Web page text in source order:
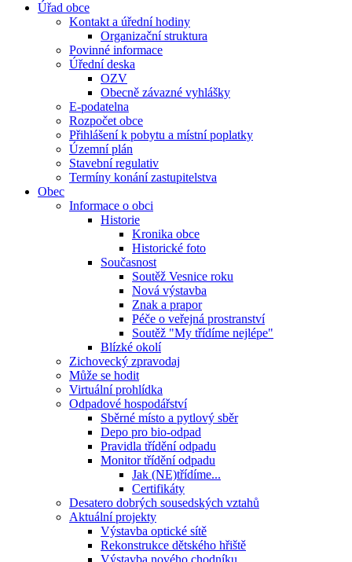
Úřad obce
Kontakt a úřední hodiny
Organizační struktura
Povinné informace
Úřední deska
OZV
Obecně závazné vyhlášky
E-podatelna
Rozpočet obce
Přihlášení k pobytu a místní poplatky
Územní plán
Stavební regulativ
Termíny konání zastupitelstva
Obec
Informace o obci
Historie
Kronika obce
Historické foto
Současnost
Soutěž Vesnice roku
Nová výstavba
Znak a prapor
Péče o veřejná prostranství
Soutěž "My třídíme nejlépe"
Blízké okolí
Zichovecký zpravodaj
Může se hodit
Virtuální prohlídka
Odpadové hospodářství
Sběrné místo a pytlový sběr
Depo pro bio-odpad
Pravidla třídění odpadu
Monitor třídění odpadu
Jak (NE)třídíme...
Certifikáty
Desatero dobrých sousedských vztahů
Aktuální projekty
Výstavba optické sítě
Rekonstrukce dětského hřiště
Výstavba nového chodníku